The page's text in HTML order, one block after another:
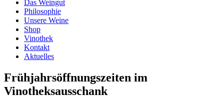
Das Weingut
Philosophie
Unsere Weine
Shop
Vinothek
Kontakt
Aktuelles
Frühjahrsöffnungszeiten im
Vinotheksausschank